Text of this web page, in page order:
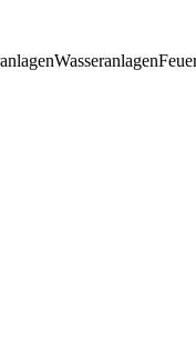
Wasseranlagen